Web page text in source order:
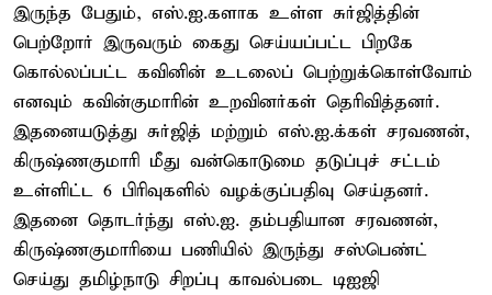
இருந்த பேதும், எஸ்.ஐ.களாக உள்ள சுர்ஜித்தின்
பெற்றோர் இருவரும் கைது செய்யப்பட்ட பிறகே
கொல்லப்பட்ட கவினின் உடலைப் பெற்றுக்கொள்வோம்
எனவும் கவின்குமாரின் உறவினர்கள் தெரிவித்தனர்.
இதனையடுத்து சுர்ஜித் மற்றும் எஸ்.ஐ.க்கள் சரவணன்,
கிருஷ்ணகுமாரி மீது வன்கொடுமை தடுப்புச் சட்டம்
உள்ளிட்ட 6 பிரிவுகளில் வழக்குப்பதிவு செய்தனர்.
இதனை தொடர்ந்து எஸ்.ஐ. தம்பதியான சரவணன்,
கிருஷ்ணகுமாரியை பணியில் இருந்து சஸ்பெண்ட்
செய்து தமிழ்நாடு சிறப்பு காவல்படை டிஐஜி